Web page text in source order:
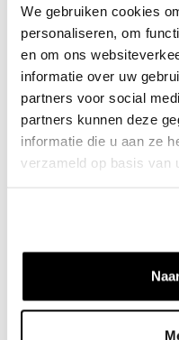
We gebruiken cookies
personaliseren, om
en om ons
informatie over uw
partners voor social
partners kunnen deze
informatie die u aan ze
verzameld op basis van
info@bruut.nl
About this product
Shipment and returns